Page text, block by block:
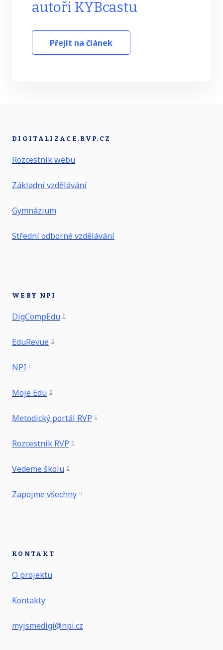
autoři KYBcastu
Přejít na článek
DIGITALIZACE.RVP.CZ
Rozcestník webu
Základní vzdělávání
Gymnázium
Střední odborné vzdělávání
WEBY NPI
DigCompEdu
EduRevue
NPI
Moje Edu
Metodický portál RVP
Rozcestník RVP
Vedeme školu
Zapojme všechny
KONTAKT
O projektu
Kontakty
myjsmedigi@npi.cz